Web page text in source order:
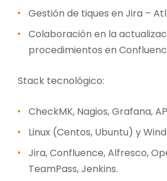
Gestión de tiques en Jira –
Colaboración en la
procedimientos en
Stack tecnológico:
CheckMK, Nagios, Grafana,
Linux (Centos, Ubuntu) y
Jira, Confluence, Alfresco,
TeamPass, Jenkins.